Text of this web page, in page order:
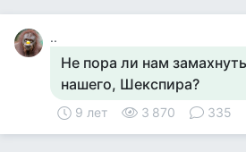
..
Не пора ли нам
нашего, Шекспира?
9 лет 3 870 335